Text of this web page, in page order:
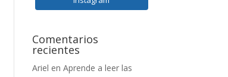
Comentarios
recientes
Ariel enAprende a leer las